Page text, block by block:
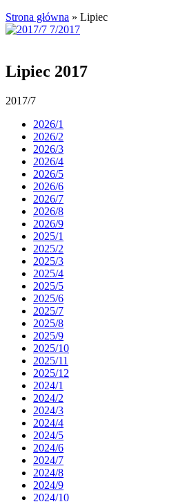
Strona główna » Lipiec
Lipiec 2017
2017/7
2026/1
2026/2
2026/3
2026/4
2026/5
2026/6
2026/7
2026/8
2026/9
2025/1
2025/2
2025/3
2025/4
2025/5
2025/6
2025/7
2025/8
2025/9
2025/10
2025/11
2025/12
2024/1
2024/2
2024/3
2024/4
2024/5
2024/6
2024/7
2024/8
2024/9
2024/10